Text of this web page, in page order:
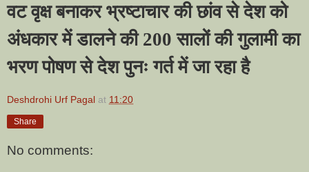
वट वृक्ष बनाकर भ्रष्टाचार की छांव से देश को
अंधकार में डालने की 200 सालों की गुलामी का
भरण पोषण से देश पुनः गर्त में जा रहा है
Deshdrohi Urf Pagal at 11:20
Share
No comments: